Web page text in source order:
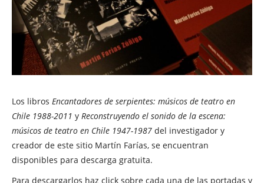
Los libros Encantadores de serpientes: músicos de teatro en
Chile 1988-2011 y Reconstruyendo el sonido de la escena:
músicos de teatro en Chile 1947-1987 del investigador y
creador de este sitio Martín Farías, se encuentran
disponibles para descarga gratuita.
Para descargarlos haz click sobre cada una de las portadas y